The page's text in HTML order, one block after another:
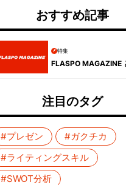
ベントレポート
おすすめ記事
特集
FLASPO MAGAZINE
注目のタグ
#プレゼン
#ガクチカ
#ライティングスキル
#SWOT分析